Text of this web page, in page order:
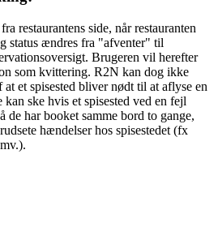
restaurantens side, når restauranten
status ændres fra "afventer" til
Brugeren vil herefter
som kvittering. R2N kan dog ikke
et spisested bliver nødt til at aflyse en
ske hvis et spisested ved en fejl
de har booket samme bord to gange,
hændelser hos spisestedet (fx